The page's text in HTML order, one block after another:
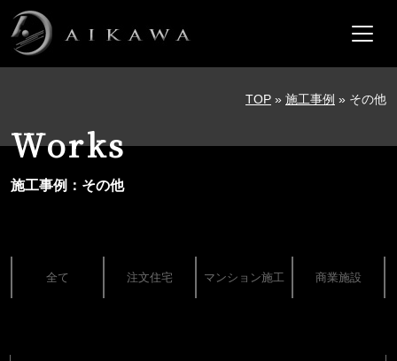
メインナビゲーション
TOP » 施工事例 » その他
Works
施工事例：その他
全て 注文住宅 マンション施工 商業施設